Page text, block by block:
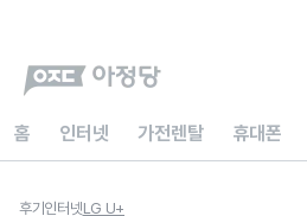
홈 인터넷 가전렌탈 휴대폰
후기 인터넷LG U+